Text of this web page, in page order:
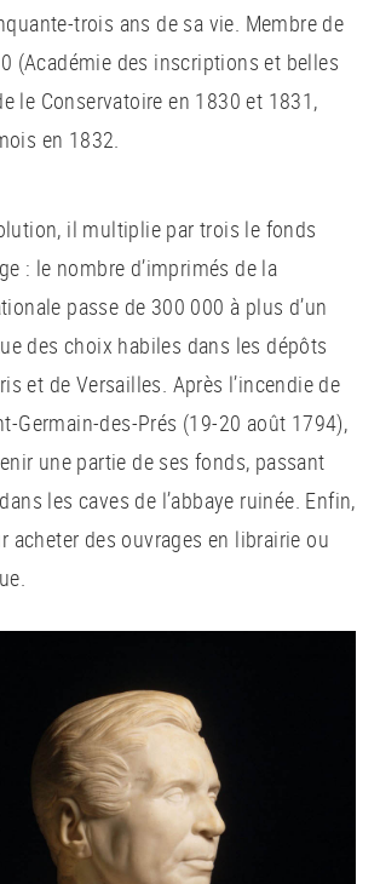
trois ans de sa vie. Membre de
(Académie des inscriptions et belles
le Conservatoire en 1830 et 1831,
en 1832.
il multiplie par trois le fonds
: le nombre d’imprimés de la
passe de 300 000 à plus d’un
des choix habiles dans les dépôts
et de Versailles. Après l’incendie de
Germain-des-Prés (19-20 août 1794),
une partie de ses fonds, passant
les caves de l’abbaye ruinée. Enfin,
acheter des ouvrages en librairie ou